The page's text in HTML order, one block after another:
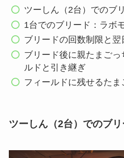
ツーしん（2台）でのブ
1台でのブリード：ラボ
ブリードの回数制限と翌
ブリード後に親たまご
ルドと引き継ぎ
フィールドに残せるた
ツーしん（2台）でのブ